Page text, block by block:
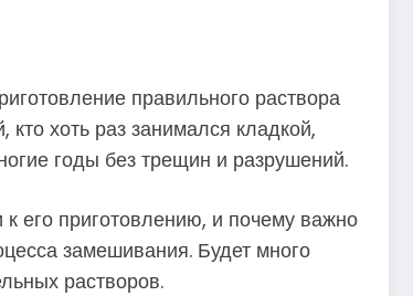
правильного раствора
хоть раз занимался кладкой,
годы без трещин и разрушений.
к его приготовлению, и почему важно
замешивания. Будет много
растворов.